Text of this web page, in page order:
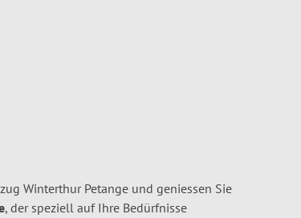
Winterthur Petange und geniessen Sie
, der speziell auf Ihre Bedürfnisse